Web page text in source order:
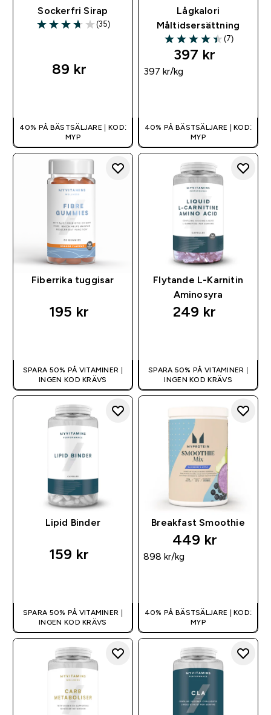
Sockerfri Sirap
3.66 out of 5 stars
(35)
89 kr‎
40% PÅ BÄSTSÄLJARE | KOD:
MYP
Lågkalori
Måltidsersättning
4.43 out of 5 stars
(7)
397 kr‎
397 kr‎/kg
40% PÅ BÄSTSÄLJARE | KOD:
MYP
Fiberrika tuggisar
195 kr‎
SPARA 50% PÅ VITAMINER |
INGEN KOD KRÄVS
Flytande L-Karnitin
Aminosyra
249 kr‎
SPARA 50% PÅ VITAMINER |
INGEN KOD KRÄVS
Lipid Binder
159 kr‎
SPARA 50% PÅ VITAMINER |
INGEN KOD KRÄVS
Breakfast Smoothie
449 kr‎
898 kr‎/kg
40% PÅ BÄSTSÄLJARE | KOD:
MYP